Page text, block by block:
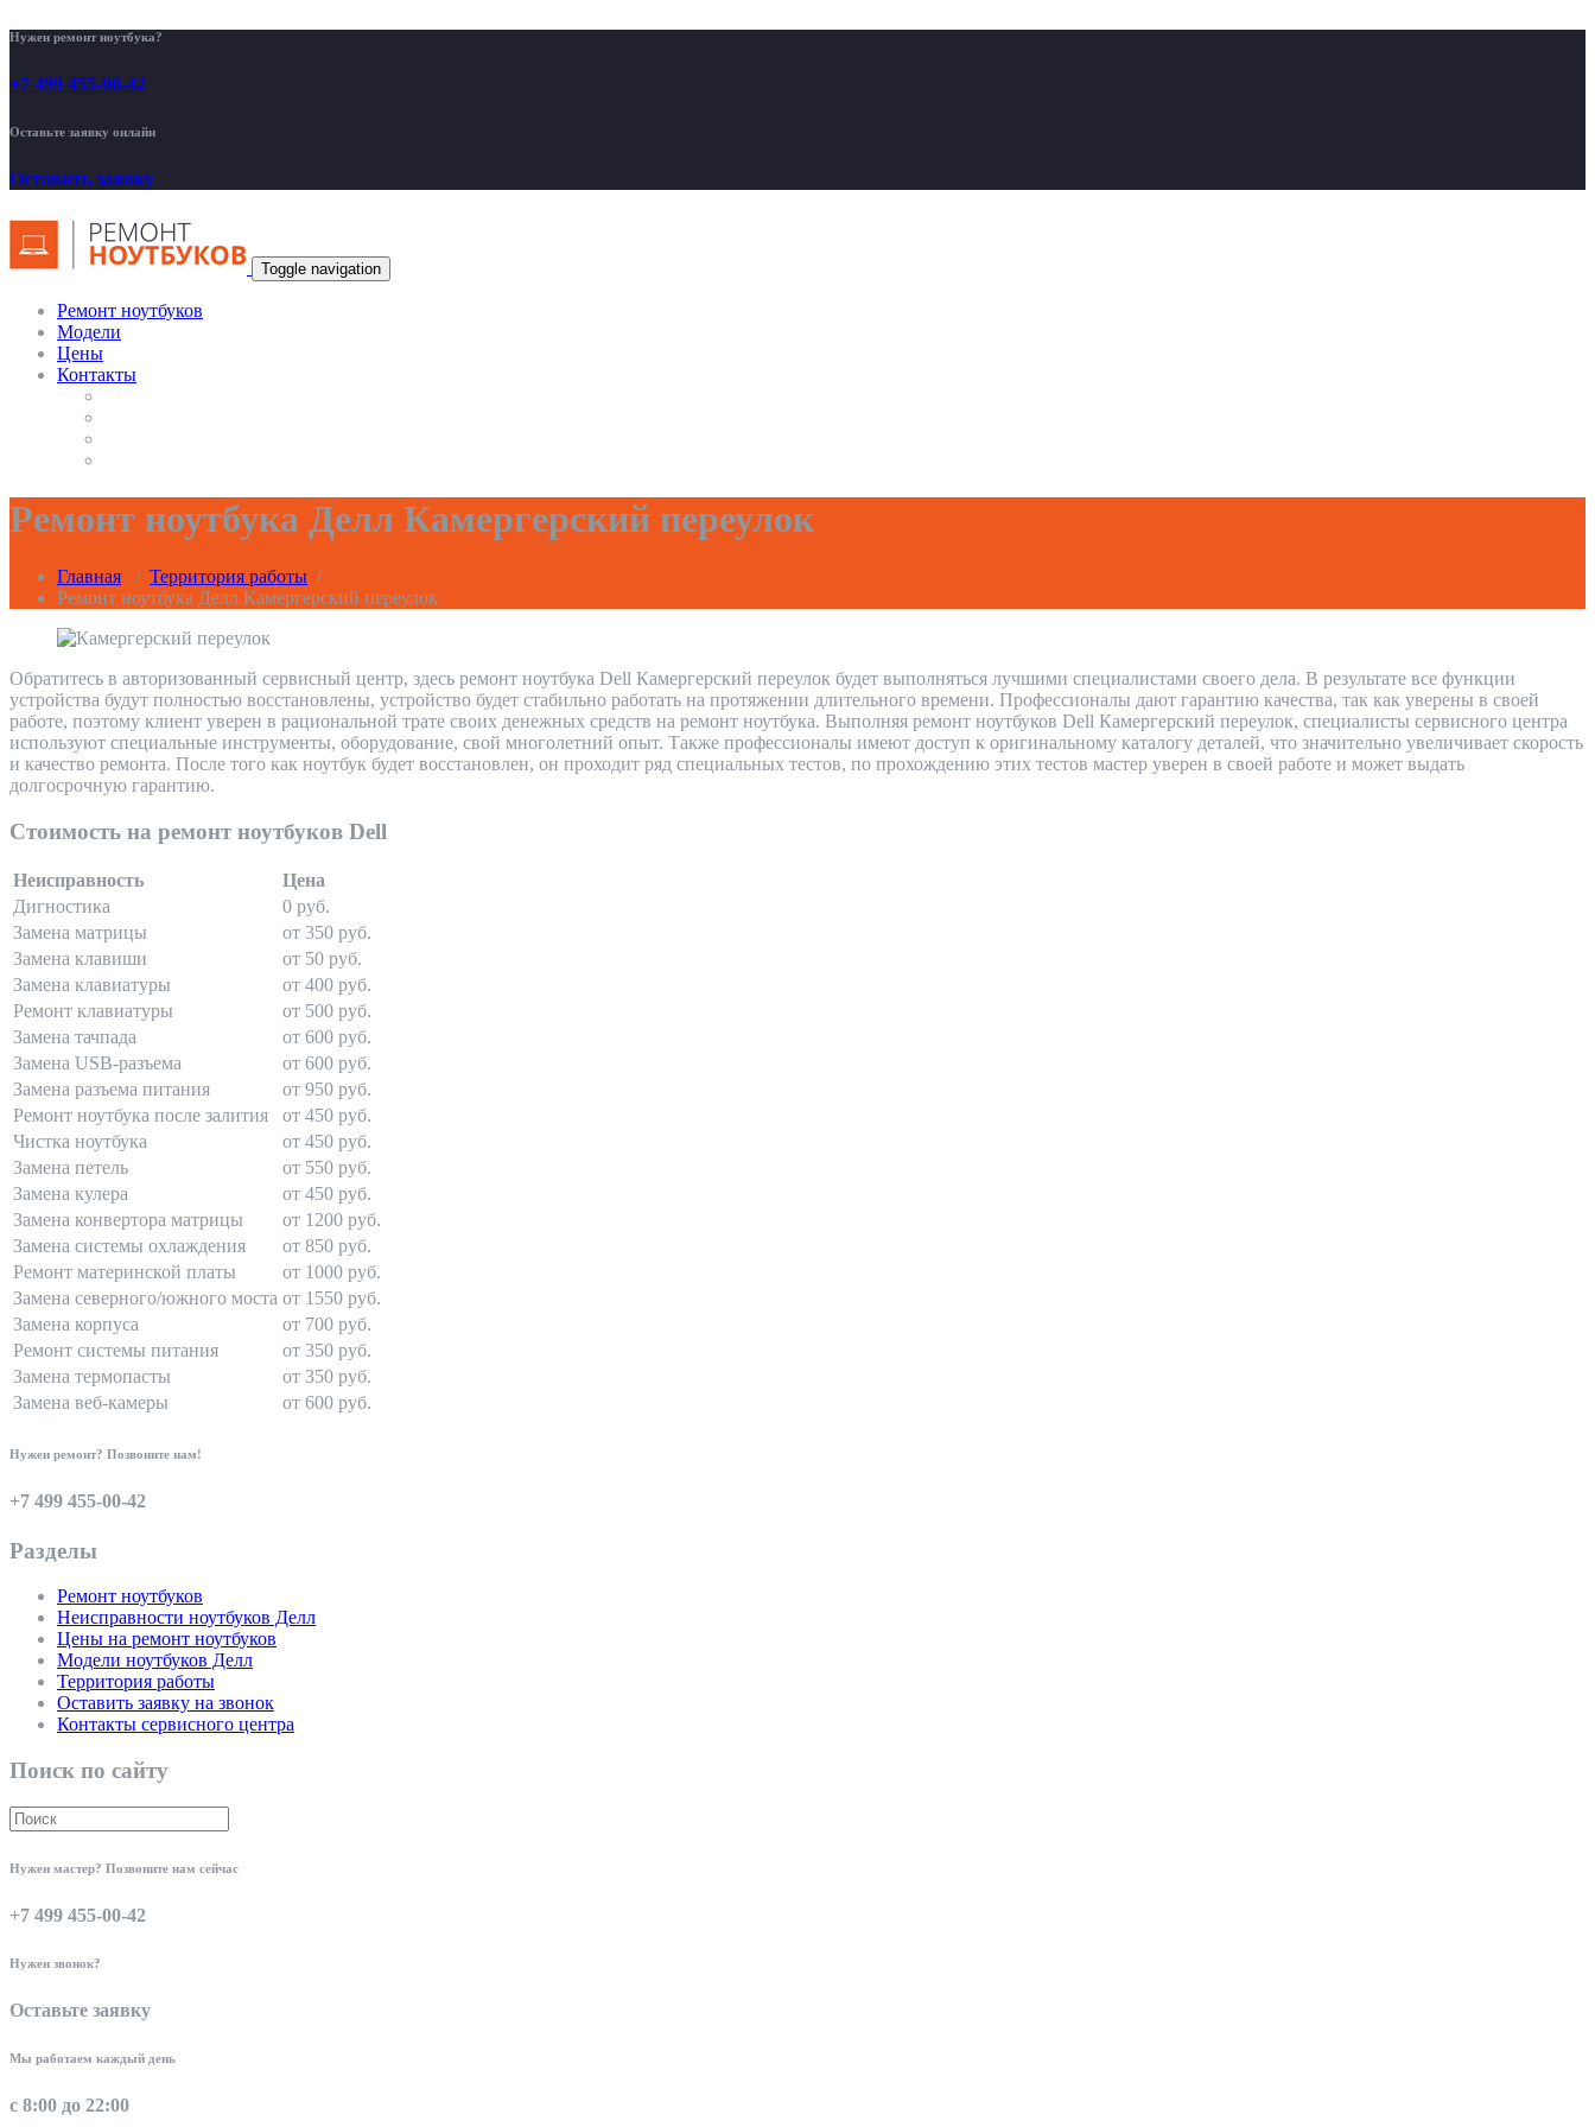
Нужен ремонт ноутбука?
+7 499 455-00-42
Оставьте заявку онлайн
Оставить заявку
Toggle navigation
Ремонт ноутбуков
Модели
Цены
Контакты
Ремонт ноутбука Делл Камергерский переулок
Главная / Территория работы /
Ремонт ноутбука Делл Камергерский переулок
Обратитесь в авторизованный сервисный центр, здесь ремонт ноутбука Dell Камергерский переулок будет выполняться лучшими специалистами своего дела. В результате все функции
устройства будут полностью восстановлены, устройство будет стабильно работать на протяжении длительного времени. Профессионалы дают гарантию качества, так как уверены в своей
работе, поэтому клиент уверен в рациональной трате своих денежных средств на ремонт ноутбука. Выполняя ремонт ноутбуков Dell Камергерский переулок, специалисты сервисного центра
используют специальные инструменты, оборудование, свой многолетний опыт. Также профессионалы имеют доступ к оригинальному каталогу деталей, что значительно увеличивает скорость
и качество ремонта. После того как ноутбук будет восстановлен, он проходит ряд специальных тестов, по прохождению этих тестов мастер уверен в своей работе и может выдать
долгосрочную гарантию.
Стоимость на ремонт ноутбуков Dell
Неисправность
Цена
Дигностика
0 руб.
Замена матрицы
от 350 руб.
Замена клавиши
от 50 руб.
Замена клавиатуры
от 400 руб.
Ремонт клавиатуры
от 500 руб.
Замена тачпада
от 600 руб.
Замена USB-разъема
от 600 руб.
Замена разъема питания
от 950 руб.
Ремонт ноутбука после залития
от 450 руб.
Чистка ноутбука
от 450 руб.
Замена петель
от 550 руб.
Замена кулера
от 450 руб.
Замена конвертора матрицы
от 1200 руб.
Замена системы охлаждения
от 850 руб.
Ремонт материнской платы
от 1000 руб.
Замена северного/южного моста от 1550 руб.
Замена корпуса
от 700 руб.
Ремонт системы питания
от 350 руб.
Замена термопасты
от 350 руб.
Замена веб-камеры
от 600 руб.
Нужен ремонт? Позвоните нам!
+7 499 455-00-42
Разделы
Ремонт ноутбуков
Неисправности ноутбуков Делл
Цены на ремонт ноутбуков
Модели ноутбуков Делл
Территория работы
Оставить заявку на звонок
Контакты сервисного центра
Поиск по сайту
Нужен мастер? Позвоните нам сейчас
+7 499 455-00-42
Нужен звонок?
Оставьте заявку
Мы работаем каждый день
с 8:00 до 22:00